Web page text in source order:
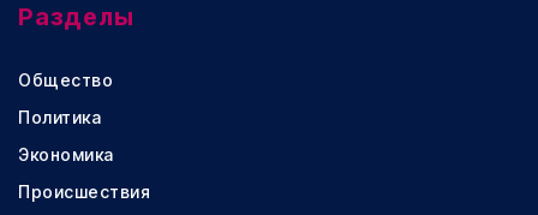
Разделы
Общество
Политика
Экономика
Происшествия